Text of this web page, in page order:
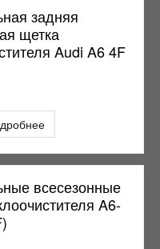
задняя
щетка
Audi A6 4F
всесезонные
A6-